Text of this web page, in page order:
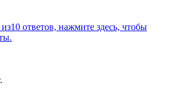
ответов, нажмите здесь, чтобы